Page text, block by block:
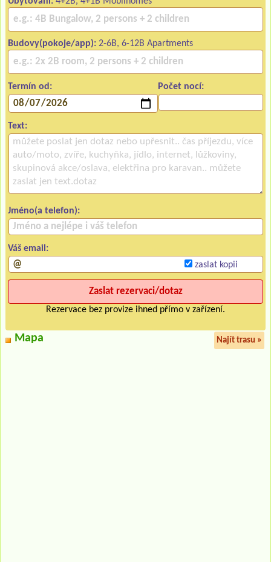
Budovy(pokoje/app): 2-6B, 6-12B Apartments
Termín od: Počet nocí:
Text:
Jméno(a telefon):
Váš email:
zaslat kopii
Rezervace bez provize ihned přímo v zařízení.
Mapa Najít trasu »